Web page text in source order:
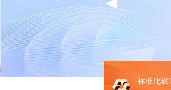
标准化设